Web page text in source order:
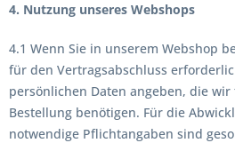
4. Nutzung unseres Webshops
4.1 Wenn Sie in unserem Webshop
für den Vertragsabschluss
persönlichen Daten angeben, die
Bestellung benötigen. Für die
notwendige Pflichtangaben sind